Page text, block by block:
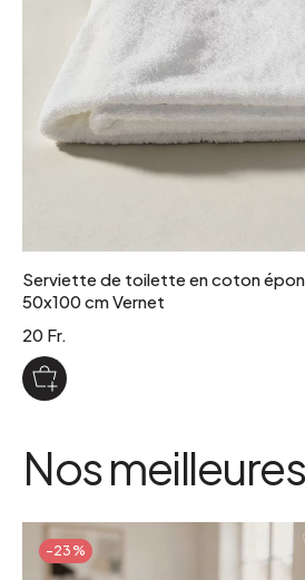
Serviette de toilette en coton
50x100 cm Vernet
20 Fr.
Nos meilleures
-23%